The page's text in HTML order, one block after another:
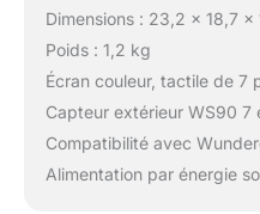
Dimensions : 23,2 x 18,7 x
Poids : 1,2 kg
Écran couleur, tactile de 7
Capteur extérieur WS90 7
Compatibilité avec
Alimentation par énergie